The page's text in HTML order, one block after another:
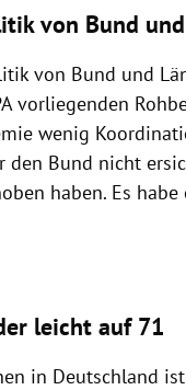
von Bund
von Bund und
vorliegenden
wenig
Bund nicht
haben. Es
leicht auf 71
in Deutschland